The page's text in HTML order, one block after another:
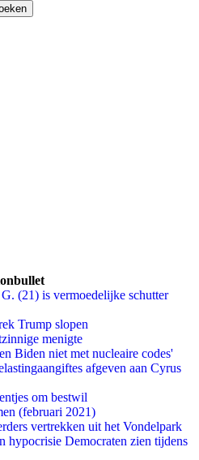
(21) is vermoedelijke schutter
Trump slopen
menigte
Biden niet met nucleaire codes'
afgeven aan Cyrus
om bestwil
(februari 2021)
vertrekken uit het Vondelpark
hypocrisie Democraten zien tijdens